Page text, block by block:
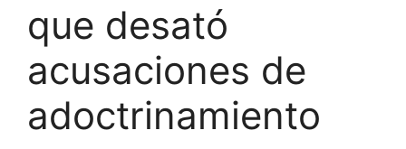
que desató
acusaciones de
adoctrinamiento